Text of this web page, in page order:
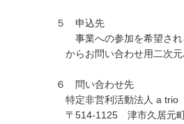
５ 申込先
事業への参加を希望され
からお問い合わせ用二次元
６ 問い合わせ先
特定非営利活動法人 a trio
〒514-1125 津市久居元